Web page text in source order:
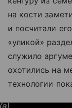
на кости
и посчитали
«уликой»
служило
охотились на
технологии